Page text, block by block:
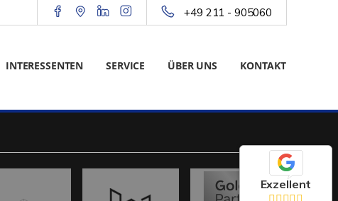
+49 211 - 905060
INTERESSENTEN SERVICE ÜBER UNS KONTAKT
Exzellent